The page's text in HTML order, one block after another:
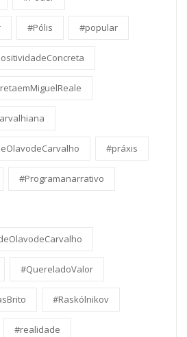
#Pólis #popular
#práxis
#Programanarrativo
#QuereladoValor
#Raskólnikov
#realidade